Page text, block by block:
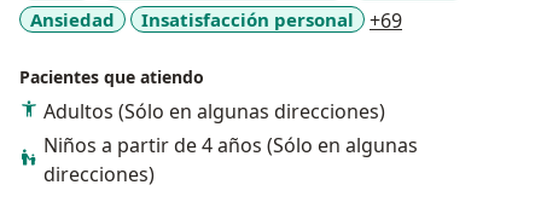
Ansiedad
Insatisfacción personal +69
Pacientes que atiendo
Adultos (Sólo en algunas direcciones)
Niños a partir de 4 años (Sólo en algunas
direcciones)